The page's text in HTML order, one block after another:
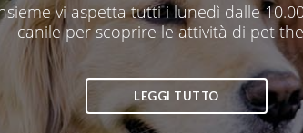
vi aspetta tutti i lunedì dalle
canile per scoprire le attività di pet
LEGGI TUTTO